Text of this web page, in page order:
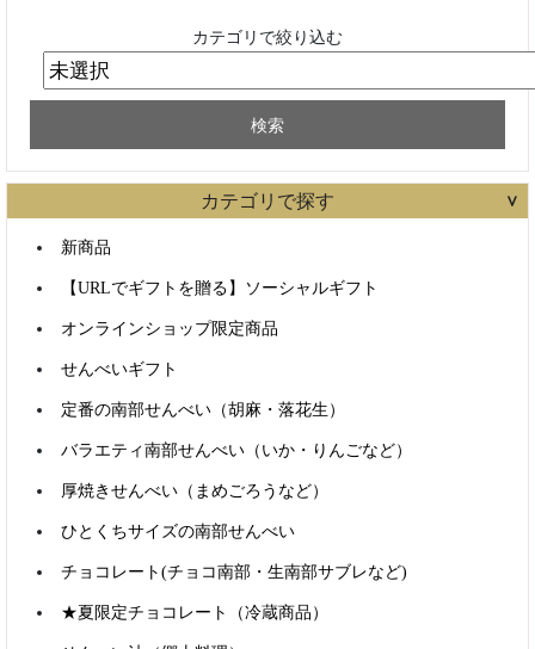
カテゴリで探す
新商品
【URLでギフトを贈る】ソーシャルギフト
オンラインショップ限定商品
せんべいギフト
定番の南部せんべい（胡麻・落花生）
バラエティ南部せんべい（いか・りんごなど）
厚焼きせんべい（まめごろうなど）
ひとくちサイズの南部せんべい
チョコレート(チョコ南部・生南部サブレなど)
★夏限定チョコレート（冷蔵商品）